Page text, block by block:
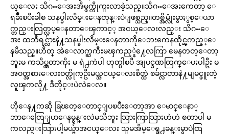
ယ္ေလး သိဂႌေအးအိမ္ဖက္ကိုကူးလာခဲ့သည္။သိဂႌေအးကေတာ့ ေ
ရခ်ိဳးၿပီးခါစ သနပ္ခါးလိမ္းေနတုန္းပဲျဖစ္သည္။တစ္အိမ္လုံးမွာႏွစ္ေယာ
က္တည္းလြတ္လပ္ေနတာေၾကာင့္ အငယ္ေလးလည္း သိဂႌေ
အး ထဘီရင္လ်ားနဲ႔သနပ္ခါးလိမ္းေနတာကိုေဘးကေနထိုင္ၾကည့္ေ
နမိသည္။ဟိတ္ အဲေလာက္ႀကီးမၾကည့္နဲ႔ေလကြာ မေနတတ္ေတာ့
ဘူးမ ကသိပ္လွတာကိုး မ ရဲ႕ကဲပါ ဟုတ္ပါၿပီ အျပင္ခဏထြက္ေပးပါဦး မ
အဝတ္အစားေလးဝတ္လိုက္ဦးမယ္အငယ္ေလးစိတ္ထဲ စခ်င္လာတာနဲ႔မျမင္ဖူးတဲ့
လူၾကလို႔ ဒီတိုင္းပဲလဲေလ။
ဟိုေန႔ကဆို ခြၽတ္ေတာင္ျပၿပီးေတာ့အာ ေမာင္ေနာ္
ဘာေတြေျပာေနမွန္းလဲမသိဘူး သြားကြာသြားဟဲဟဲ စတာပါ မ
ကလည္းသြားပါ့မယ္ဗ်ာအငယ္ေလး သူမအိမ္ေရွ႕ခန္းမွာပဲထြ